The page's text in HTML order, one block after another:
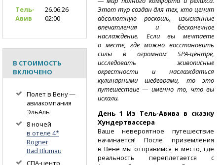
Этот тур создан для тех, кто ценит
абсолютную роскошь, изысканные
впечатления и бесконечное
наслаждение. Если вы мечтаете
о месте, где можно восстановить
силы в огромномSPA-центре,
исследовать живописные
окрестности и наслаждаться
кулинарными шедеврами, то это
путешествие — именно то, что вы
искали.
День 1 Из Тель-Авива в сказку
Хундертвассера
Ваше невероятное путешествие
начинается! После приземления
в Вене мы отправимся в место, где
реальность переплетается с
Тель-
Авив
26.06.26
02:00
В СТОИМОСТЬ
ВКЛЮЧЕНО
Полет в Вену —
авиакомпания
ЭльАль
8 ночей
в отеле 4*
Rogner
Bad Blumau
СПА-центр